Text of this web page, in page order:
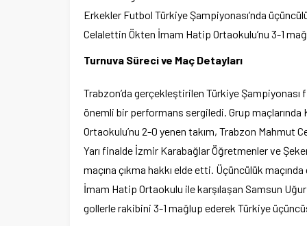
Erkekler Futbol Türkiye Şampiyonası’nda
Celalettin Ökten İmam Hatip Ortaokulu’nu 3-1
Turnuva Süreci ve Maç Detayları
Trabzon’da gerçekleştirilen Türkiye
önemli bir performans sergiledi. Grup
Ortaokulu’nu 2-0 yenen takım, Trabzon Mahmut
Yarı finalde İzmir Karabağlar Öğretmenler ve
maçına çıkma hakkı elde etti. Üçüncülük
İmam Hatip Ortaokulu ile karşılaşan Samsun Uğur
gollerle rakibini 3-1 mağlup ederek Türkiye